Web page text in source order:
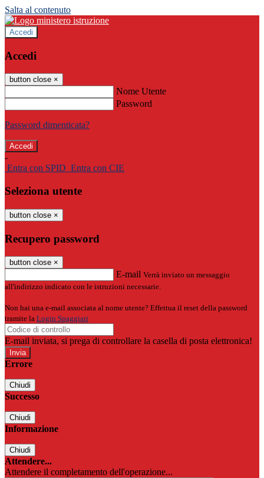
Salta al contenuto
Accedi
Accedi
button close ×
Nome Utente
Password
Password dimenticata?
-
Entra con SPID Entra con CIE
Seleziona utente
button close ×
Recupero password
button close ×
E-mail Verrà inviato un messaggio
all'indirizzo indicato con le istruzioni necessarie.
Non hai una e-mail associata al nome utente? Effettua il reset della password
tramite la Login Spaggiari
E-mail inviata, si prega di controllare la casella di posta elettronica!
Errore
Chiudi
Successo
Chiudi
Informazione
Chiudi
Attendere...
Attendere il completamento dell'operazione...